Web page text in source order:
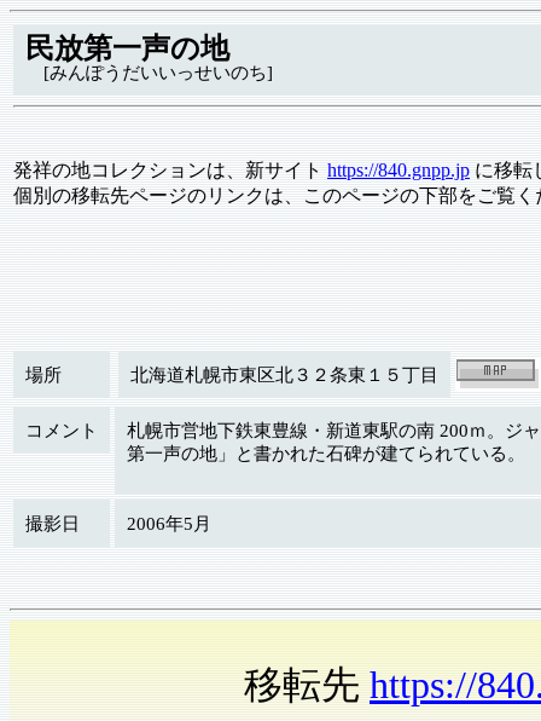
民放第一声の地
[みんぽうだいいっせいのち]
発祥の地コレクションは、新サイトhttps://840.gnpp.jpに移転
個別の移転先ページのリンクは、このページの下部をご覧く
場所 北海道札幌市東区北３２条東１５丁目
コメント
札幌市営地下鉄東豊線・新道東駅の南 200ｍ。ジ
第一声の地」と書かれた石碑が建てられている。
撮影日 2006年5月
移転先 https://